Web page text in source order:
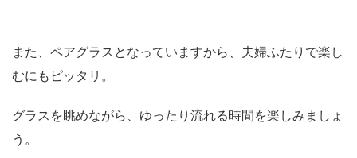
また、ペアグラスとなっていますから、夫婦ふたりで楽し
むにもピッタリ。
グラスを眺めながら、ゆったり流れる時間を楽しみましょ
う。